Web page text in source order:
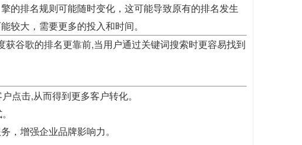
的排名规则可能随时变化，这可能导致原有的排名发生
较大，需要更多的投入和时间。
谷歌的排名更靠前,当用户通过关键词搜索时更容易找到
点击,从而得到更多客户转化。
，增强企业品牌影响力。